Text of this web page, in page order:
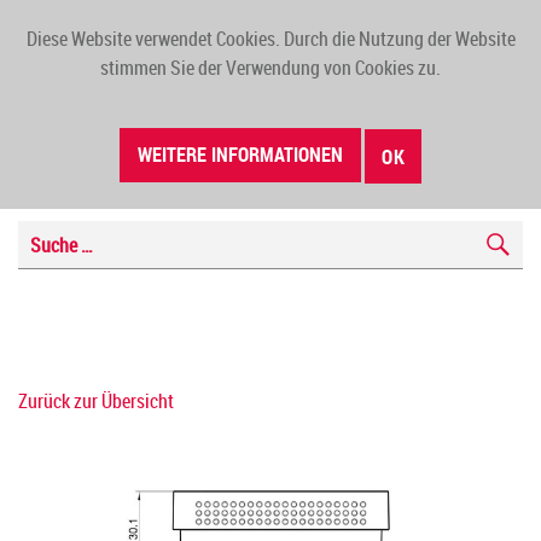
Diese Website verwendet Cookies. Durch die Nutzung der Website
stimmen Sie der Verwendung von Cookies zu.
WEITERE INFORMATIONEN OK
Zurück zur Übersicht